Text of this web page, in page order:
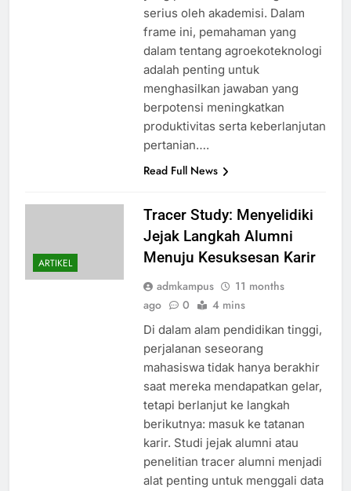
serius oleh akademisi. Dalam
frame ini, pemahaman yang
dalam tentang agroekoteknologi
adalah penting untuk
menghasilkan jawaban yang
berpotensi meningkatkan
produktivitas serta keberlanjutan
pertanian….
Read Full News
ARTIKEL
Tracer Study: Menyelidiki
Jejak Langkah Alumni
Menuju Kesuksesan Karir
admkampus
11 months
ago
0 4 mins
Di dalam alam pendidikan tinggi,
perjalanan seseorang
mahasiswa tidak hanya berakhir
saat mereka mendapatkan gelar,
tetapi berlanjut ke langkah
berikutnya: masuk ke tatanan
karir. Studi jejak alumni atau
penelitian tracer alumni menjadi
alat penting untuk menggali data